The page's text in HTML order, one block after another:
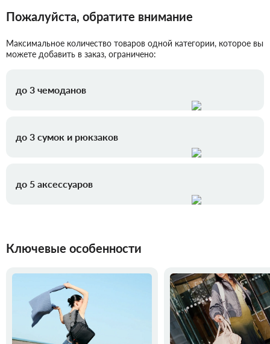
Пожалуйста, обратите внимание
Максимальное количество товаров одной категории, которое вы
можете добавить в заказ, ограничено:
до 3 чемоданов
до 3 сумок и рюкзаков
до 5 аксессуаров
Ключевые особенности